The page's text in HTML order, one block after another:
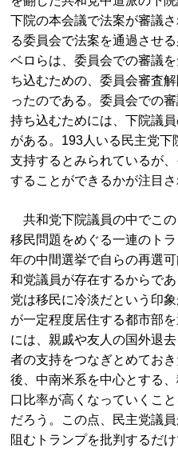
下院の本会議で法案が審議
る委員会で法案を通過させ
ベロらは、委員会での審議
ち込むための、委員会審査
ったのである。委員会での
持ち込むためには、下院議
がある。193人いる民主党
支持するとみられているが
することができるかが注目さ
共和党下院議員の中でこの
移民問題をめぐる一連のト
年の中間選挙で自らの再選
和党議員が存在するからで
党は移民に冷淡だという印
が一定程度居住する都市部
には、親戚や友人の国外退
者の支持をつなぎとめてお
後、中南米系を中心とする
口比率が高くなっていくこ
だろう。この点、民主党議
阻むトランプを批判するだ